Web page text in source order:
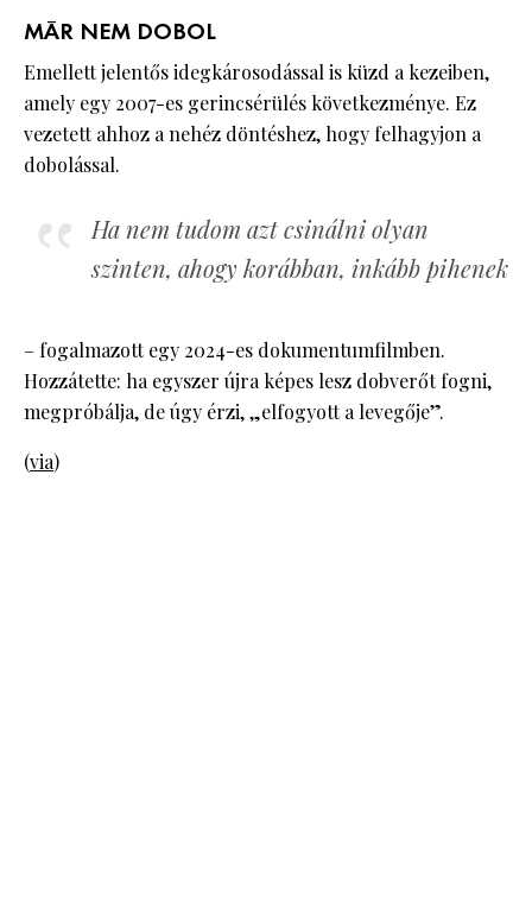
MÁR NEM DOBOL
Emellett jelentős idegkárosodással is küzd a kezeiben,
amely egy 2007-es gerincsérülés következménye. Ez
vezetett ahhoz a nehéz döntéshez, hogy felhagyjon a
dobolással.
Ha nem tudom azt csinálni olyan
szinten, ahogy korábban, inkább pihenek
– fogalmazott egy 2024-es dokumentumfilmben.
Hozzátette: ha egyszer újra képes lesz dobverőt fogni,
megpróbálja, de úgy érzi, „elfogyott a levegője”.
(via)